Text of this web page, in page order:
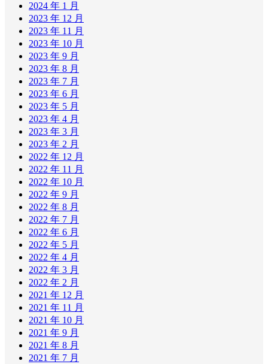
2024 年 1 月
2023 年 12 月
2023 年 11 月
2023 年 10 月
2023 年 9 月
2023 年 8 月
2023 年 7 月
2023 年 6 月
2023 年 5 月
2023 年 4 月
2023 年 3 月
2023 年 2 月
2022 年 12 月
2022 年 11 月
2022 年 10 月
2022 年 9 月
2022 年 8 月
2022 年 7 月
2022 年 6 月
2022 年 5 月
2022 年 4 月
2022 年 3 月
2022 年 2 月
2021 年 12 月
2021 年 11 月
2021 年 10 月
2021 年 9 月
2021 年 8 月
2021 年 7 月